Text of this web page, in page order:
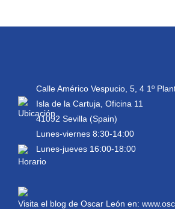
Calle Américo Vespucio, 5, 4 1º
Isla de la Cartuja, Oficina 11
41092 Sevilla (Spain)
Lunes-viernes 8:30-14:00
Lunes-jueves 16:00-18:00
Visita el blog de Oscar León en: